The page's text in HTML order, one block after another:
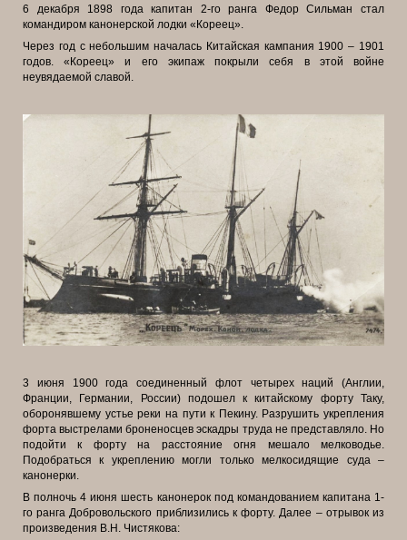
6 декабря 1898 года капитан 2-го ранга Федор Сильман стал
командиром канонерской лодки «Кореец».
Через год с небольшим началась Китайская кампания 1900 – 1901
годов. «Кореец» и его экипаж покрыли себя в этой войне
неувядаемой славой.
3 июня 1900 года соединенный флот четырех наций (Англии,
Франции, Германии, России) подошел к китайскому форту Таку,
оборонявшему устье реки на пути к Пекину. Разрушить укрепления
форта выстрелами броненосцев эскадры труда не представляло. Но
подойти к форту на расстояние огня мешало мелководье.
Подобраться к укреплению могли только мелкосидящие суда –
канонерки.
В полночь 4 июня шесть канонерок под командованием капитана 1-
го ранга Добровольского приблизились к форту. Далее – отрывок из
произведения В.Н. Чистякова: